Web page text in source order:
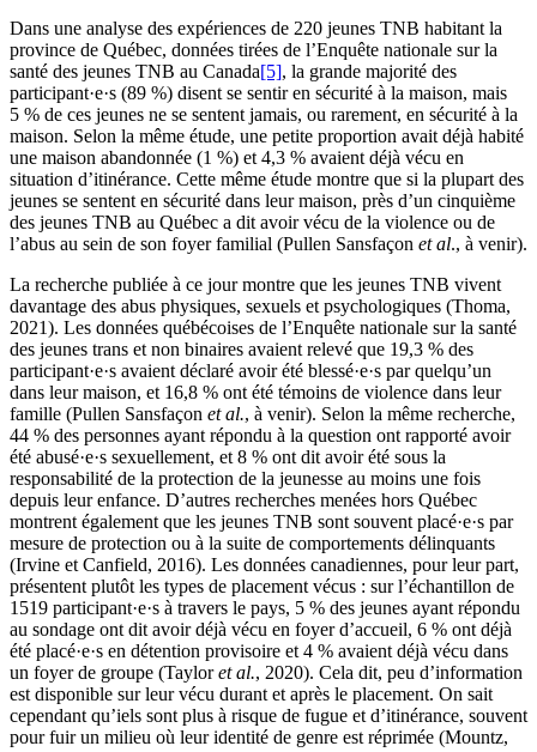
Dans une analyse des expériences de 220 jeunes TNB habitant la
province de Québec, données tirées de l’Enquête nationale sur la
santé des jeunes TNB au Canada[5], la grande majorité des
participant·e·s (89 %) disent se sentir en sécurité à la maison, mais
5 % de ces jeunes ne se sentent jamais, ou rarement, en sécurité à la
maison. Selon la même étude, une petite proportion avait déjà habité
une maison abandonnée (1 %) et 4,3 % avaient déjà vécu en
situation d’itinérance. Cette même étude montre que si la plupart des
jeunes se sentent en sécurité dans leur maison, près d’un cinquième
des jeunes TNB au Québec a dit avoir vécu de la violence ou de
l’abus au sein de son foyer familial (Pullen Sansfaçon et al., à venir).
La recherche publiée à ce jour montre que les jeunes TNB vivent
davantage des abus physiques, sexuels et psychologiques (Thoma,
2021). Les données québécoises de l’Enquête nationale sur la santé
des jeunes trans et non binaires avaient relevé que 19,3 % des
participant·e·s avaient déclaré avoir été blessé·e·s par quelqu’un
dans leur maison, et 16,8 % ont été témoins de violence dans leur
famille (Pullen Sansfaçon et al., à venir). Selon la même recherche,
44 % des personnes ayant répondu à la question ont rapporté avoir
été abusé·e·s sexuellement, et 8 % ont dit avoir été sous la
responsabilité de la protection de la jeunesse au moins une fois
depuis leur enfance. D’autres recherches menées hors Québec
montrent également que les jeunes TNB sont souvent placé·e·s par
mesure de protection ou à la suite de comportements délinquants
(Irvine et Canfield, 2016). Les données canadiennes, pour leur part,
présentent plutôt les types de placement vécus : sur l’échantillon de
1519 participant·e·s à travers le pays, 5 % des jeunes ayant répondu
au sondage ont dit avoir déjà vécu en foyer d’accueil, 6 % ont déjà
été placé·e·s en détention provisoire et 4 % avaient déjà vécu dans
un foyer de groupe (Tayloret al., 2020). Cela dit, peu d’information
est disponible sur leur vécu durant et après le placement. On sait
cependant qu’iels sont plus à risque de fugue et d’itinérance, souvent
pour fuir un milieu où leur identité de genre est réprimée (Mountz,